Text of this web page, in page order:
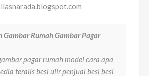
Gambar Rumah Gambar Pagar
pagar rumah model cara apa
teralis besi ulir penjual besi besi